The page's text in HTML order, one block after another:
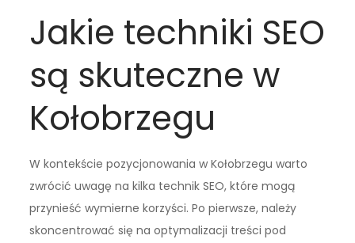
Jakie techniki SEO
są skuteczne w
Kołobrzegu
W kontekście pozycjonowania w Kołobrzegu warto
zwrócić uwagę na kilka technik SEO, które mogą
przynieść wymierne korzyści. Po pierwsze, należy
skoncentrować się na optymalizacji treści pod